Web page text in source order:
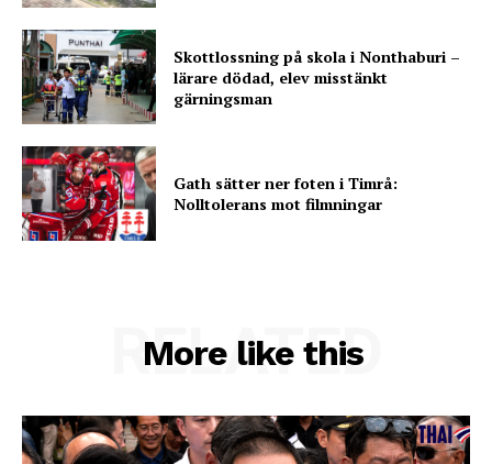
Skottlossning på skola i Nonthaburi –
lärare dödad, elev misstänkt
gärningsman
Gath sätter ner foten i Timrå:
Nolltolerans mot filmningar
More like this
RELATED